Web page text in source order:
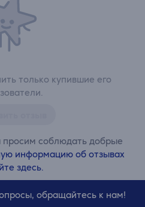
только купившие его
соблюдать добрые
информацию об отзывах
здесь.
обращайтесь к нам!